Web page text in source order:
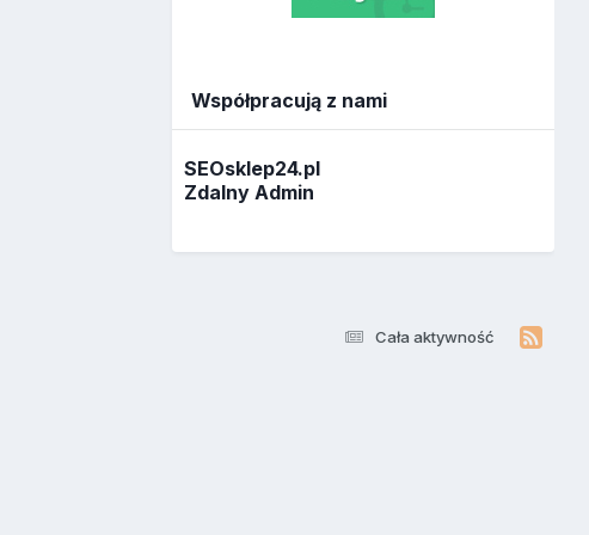
Współpracują z nami
SEOsklep24.pl
Zdalny Admin
Cała aktywność